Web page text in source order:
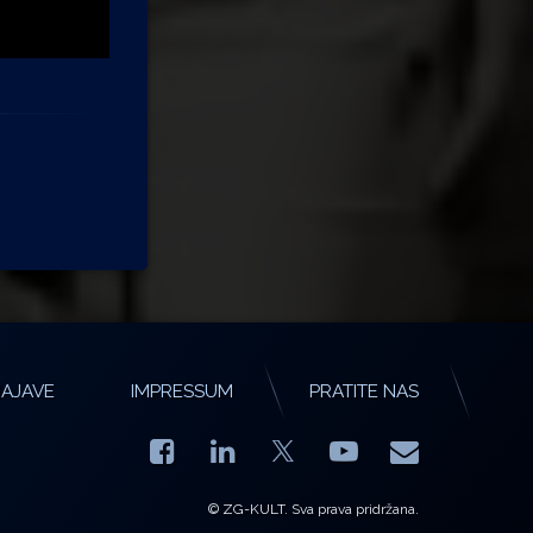
IMPRESSUM PRATITE NAS
Facebook
LinkedIn YouTube
E-mail
© ZG-KULT. Sva prava pridržana.